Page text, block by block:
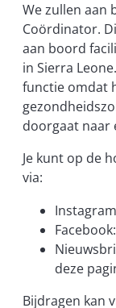
We zullen aan
Coördinator.
aan boord
in Sierra
functie omdat
doorgaat naar
Je kunt op de
via:
Facebook:
deze
Bijdragen kan